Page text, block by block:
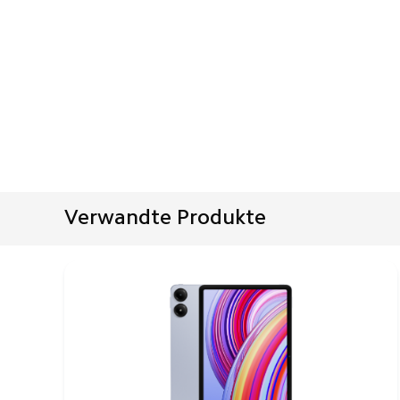
Verwandte Produkte